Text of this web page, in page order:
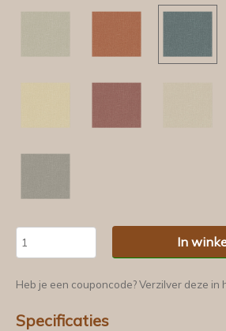
In
Heb je een couponcode? Verzilver deze in
Specificaties